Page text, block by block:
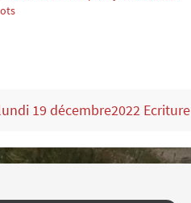
19 décembre2022 Ecriture